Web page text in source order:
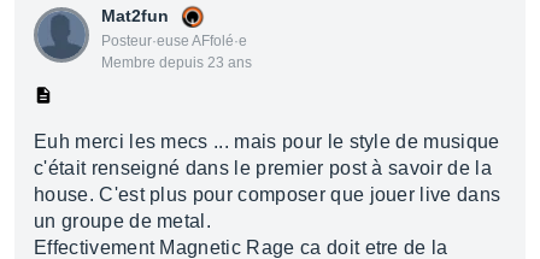
Mat2fun
Posteur·euse AFfolé·e
Membre depuis 23 ans
Euh merci les mecs ... mais pour le style de musique
c'était renseigné dans le premier post à savoir de la
house. C'est plus pour composer que jouer live dans
un groupe de metal.
Effectivement Magnetic Rage ca doit etre de la